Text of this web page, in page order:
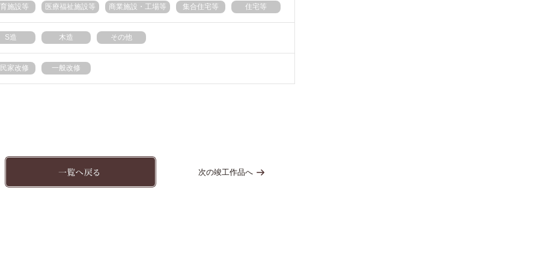
施設等 医療福祉施設等 商業施設・工場等 集合住宅等 住宅等
S造 木造 その他
家改修 一般改修
次の竣工作品へ